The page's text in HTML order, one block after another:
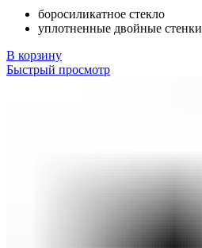
боросиликатное стекло
уплотненные двойные стенки
В корзину
Быстрый просмотр